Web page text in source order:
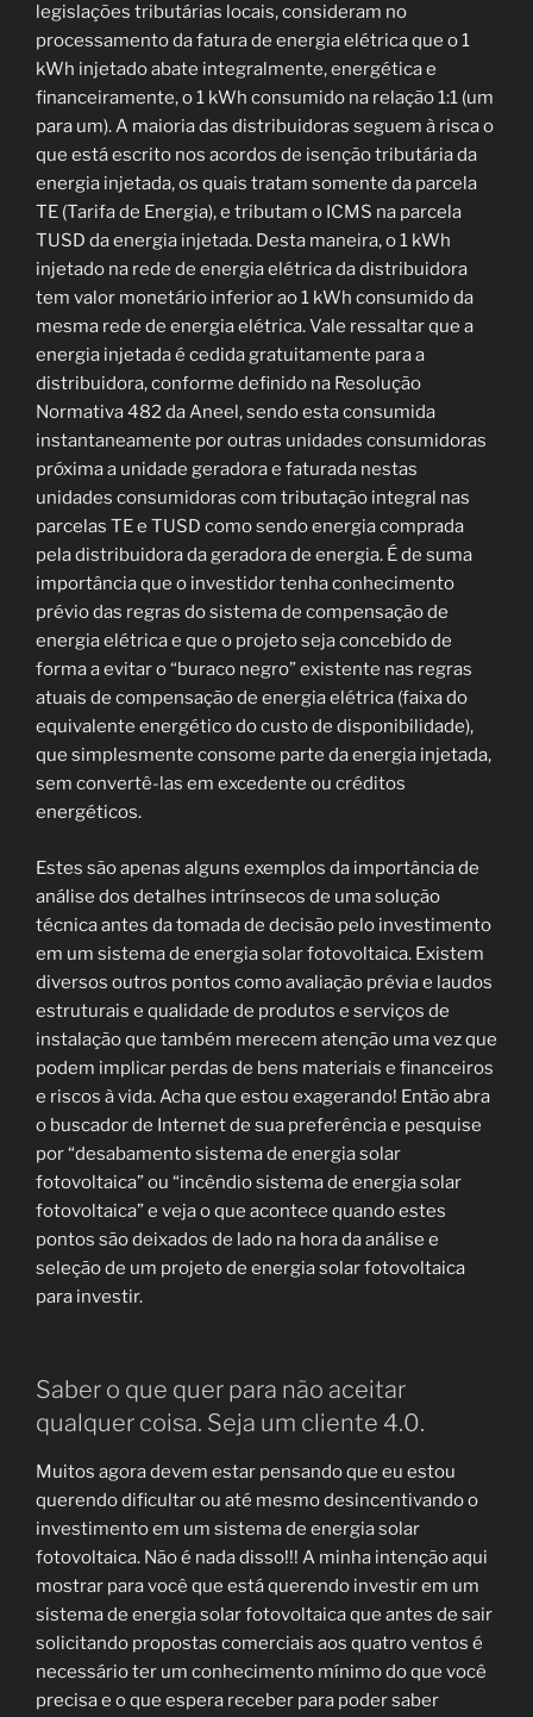
legislações tributárias locais, consideram no
processamento da fatura de energia elétrica que o 1
kWh injetado abate integralmente, energética e
financeiramente, o 1 kWh consumido na relação 1:1 (um
para um). A maioria das distribuidoras seguem à risca o
que está escrito nos acordos de isenção tributária da
energia injetada, os quais tratam somente da parcela
TE (Tarifa de Energia), e tributam o ICMS na parcela
TUSD da energia injetada. Desta maneira, o 1 kWh
injetado na rede de energia elétrica da distribuidora
tem valor monetário inferior ao 1 kWh consumido da
mesma rede de energia elétrica. Vale ressaltar que a
energia injetada é cedida gratuitamente para a
distribuidora, conforme definido na Resolução
Normativa 482 da Aneel, sendo esta consumida
instantaneamente por outras unidades consumidoras
próxima a unidade geradora e faturada nestas
unidades consumidoras com tributação integral nas
parcelas TE e TUSD como sendo energia comprada
pela distribuidora da geradora de energia. É de suma
importância que o investidor tenha conhecimento
prévio das regras do sistema de compensação de
energia elétrica e que o projeto seja concebido de
forma a evitar o “buraco negro” existente nas regras
atuais de compensação de energia elétrica (faixa do
equivalente energético do custo de disponibilidade),
que simplesmente consome parte da energia injetada,
sem convertê-las em excedente ou créditos
energéticos.
Estes são apenas alguns exemplos da importância de
análise dos detalhes intrínsecos de uma solução
técnica antes da tomada de decisão pelo investimento
em um sistema de energia solar fotovoltaica. Existem
diversos outros pontos como avaliação prévia e laudos
estruturais e qualidade de produtos e serviços de
instalação que também merecem atenção uma vez que
podem implicar perdas de bens materiais e financeiros
e riscos à vida. Acha que estou exagerando! Então abra
o buscador de Internet de sua preferência e pesquise
por “desabamento sistema de energia solar
fotovoltaica” ou “incêndio sistema de energia solar
fotovoltaica” e veja o que acontece quando estes
pontos são deixados de lado na hora da análise e
seleção de um projeto de energia solar fotovoltaica
para investir.
Saber o que quer para não aceitar
qualquer coisa. Seja um cliente 4.0.
Muitos agora devem estar pensando que eu estou
querendo dificultar ou até mesmo desincentivando o
investimento em um sistema de energia solar
fotovoltaica. Não é nada disso!!! A minha intenção aqui
mostrar para você que está querendo investir em um
sistema de energia solar fotovoltaica que antes de sair
solicitando propostas comerciais aos quatro ventos é
necessário ter um conhecimento mínimo do que você
precisa e o que espera receber para poder saber